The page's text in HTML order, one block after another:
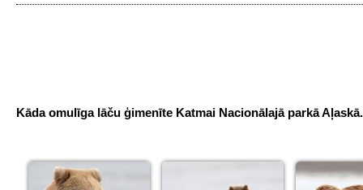
Kāda omulīga lāču ģimenīte Katmai Nacionālajā parkā Aļaskā.